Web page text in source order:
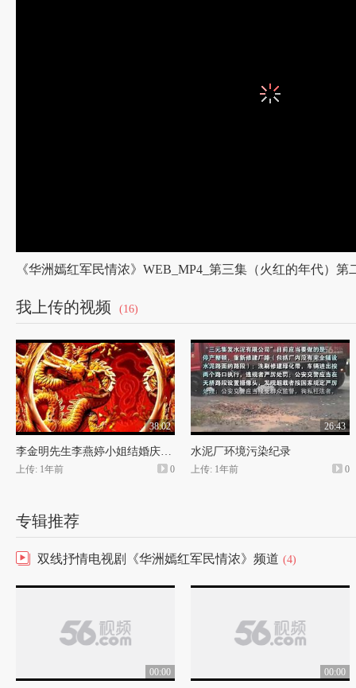
菩提老祖大弟子......罗仲谦......孙悟空之大师兄
敖广...... 刘桦......东海龙王
绿毛猴王......李菁 ----
彩云仙子......汪圆圆......菩提老祖之弟子
彩霞仙子......梁雨恩......菩提老祖之弟子
蚌壳精...... 刘双宁 ----
出品公司 星皓电影有限公司
发行公司 安石英纳/中影股份
发行时间 2013年12月
原 著 吴承恩《西游记》前八回
金星信息网www.jinxing59.com
影视厅电影胶片拷贝机拷贝制作
仅供网友学习交流，严禁商业运作！2014年3月
我上传的视频 (16)
38:02
李金明先生李燕婷小姐结婚庆典仪式（上集）
上传: 1年前 0
26:43
水泥厂环境污染纪录
上传: 1年前 0
专辑推荐
双线抒情电视剧《华洲嫣红军民情浓》频道 (4)
00:00 00:00